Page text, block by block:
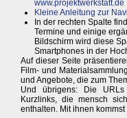
www.projektwerkstatt.de
Kleine Anleitung zur
In der rechten Spalte
Termine und einige
Bildschirm wird diese
Smartphones in der
Auf dieser Seite
Film- und
und Angebote, die zum
Und übrigens: Die
Kurzlinks, die mensch
enthalten. Mit ihnen